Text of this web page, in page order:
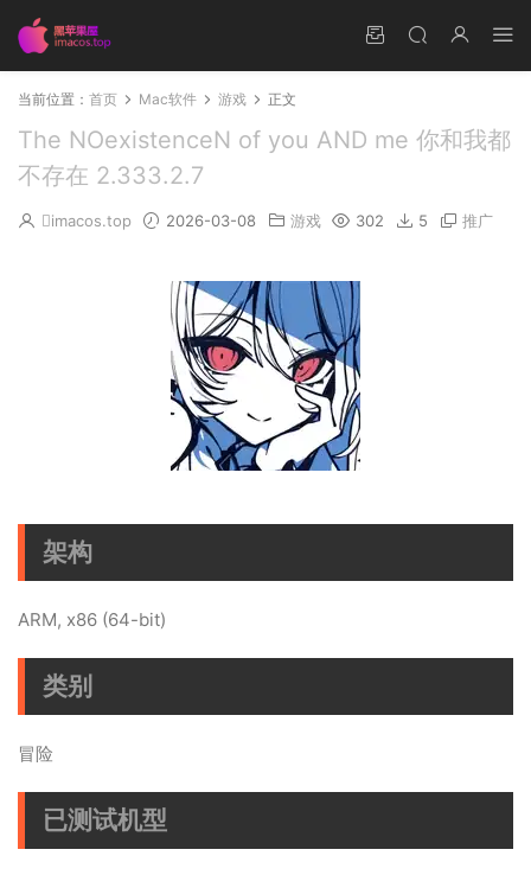
当前位置： 首页 Mac软件 游戏 正文
The NOexistenceN of you AND me 你和我都
不存在 2.333.2.7
imacos.top 2026-03-08 游戏 302 5 推广
架构
ARM, x86 (64-bit)
类别
冒险
已测试机型